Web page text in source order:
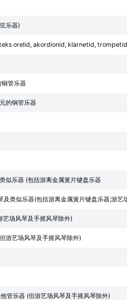
乐器)
orelid, akordionid, klarnetid,
管乐器
的铜管乐器
似乐器 (包括游离金属簧片键盘乐器
及类似乐器(包括游离金属簧片键盘乐器;游艺
艺场风琴及手摇风琴除外)
游艺场风琴及手摇风琴除外)
管乐器 (但游艺场风琴及手摇风琴除外)